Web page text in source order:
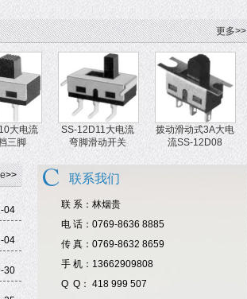
更多>>
大电流
三脚
SS-12D11大电流
弯脚滑动开关
拨动滑动式3A大电
流SS-12D08
>>
04
04
30
联系我们
联 系：林烟贵
电 话：0769-8636 8885
传 真：0769-8632 8659
手 机：13662909808
Q Q： 418 999 507